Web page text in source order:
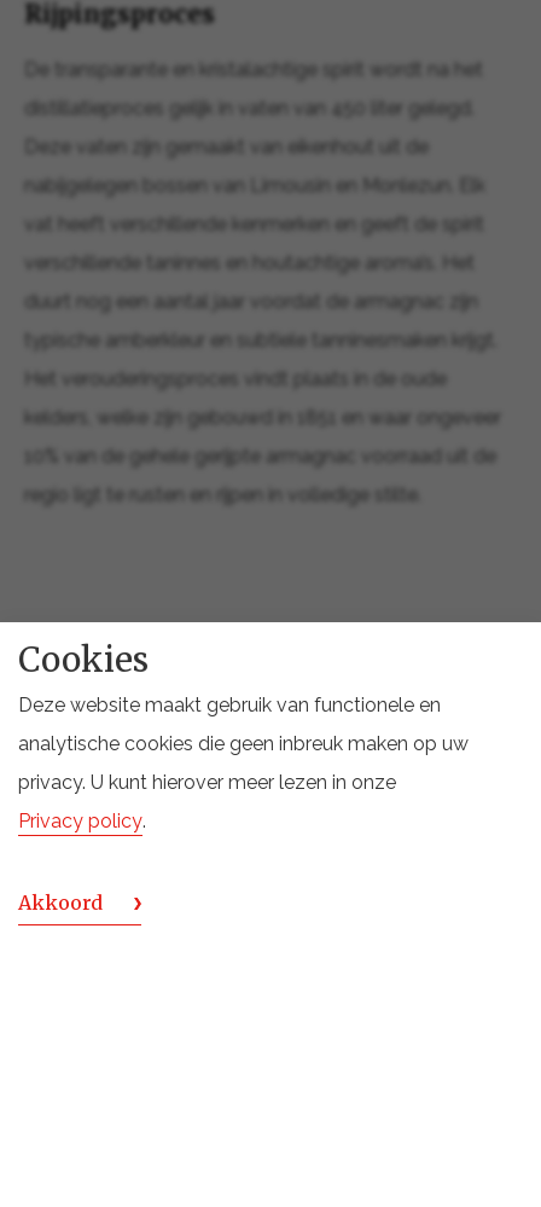
Rijpingsproces
De transparante en kristalachtige spirit wordt na het
distillatieproces gelijk in vaten van 450 liter gelegd.
Deze vaten zijn gemaakt van eikenhout uit de
nabijgelegen bossen van Limousin en Monlezun. Elk
vat heeft verschillende kenmerken en geeft de spirit
verschillende taninnes en houtachtige aroma’s. Het
duurt nog een aantal jaar voordat de armagnac zijn
typische amberkleur en subtiele tanninesmaken krijgt.
Het verouderingsproces vindt plaats in de oude
kelders, welke zijn gebouwd in 1851 en waar ongeveer
10% van de gehele gerijpte armagnac voorraad uit de
regio ligt te rusten en rijpen in volledige stilte.
MEER PRODUCTEN
Cookies
Deze website maakt gebruik van functionele en
analytische cookies die geen inbreuk maken op uw
privacy. U kunt hierover meer lezen in onze
Privacy policy.
Akkoord